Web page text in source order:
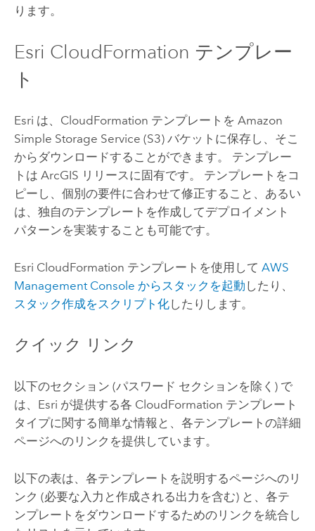
ります。
Esri CloudFormation テンプレー
ト
Esri は、 CloudFormation テンプレートを Amazon
Simple Storage Service (S3)バケットに保存し、そこ
からダウンロードすることができます。 テンプレー
トは ArcGIS リリースに固有です。 テンプレートをコ
ピーし、個別の要件に合わせて修正すること、あるい
は、独自のテンプレートを作成してデプロイメント
パターンを実装することも可能です。
Esri CloudFormation テンプレートを使用して AWS
Management Console からスタックを起動 したり、
スタック作成をスクリプト化したりします。
クイック リンク
以下のセクション (パスワード セクションを除く) で
は、 Esri が提供する各 CloudFormation テンプレート
タイプに関する簡単な情報と、各テンプレートの詳細
ページへのリンクを提供しています。
以下の表は、各テンプレートを説明するページへのリ
ンク (必要な入力と作成される出力を含む) と、各テ
ンプレートをダウンロードするためのリンクを統合し